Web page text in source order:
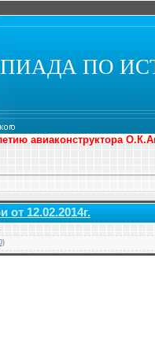
ПО
авиаконструктора
12.02.2014г.